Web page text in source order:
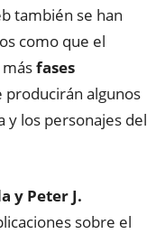
también se han
como que el
fases
producirán algunos
y los personajes del
y Peter J.
sobre el